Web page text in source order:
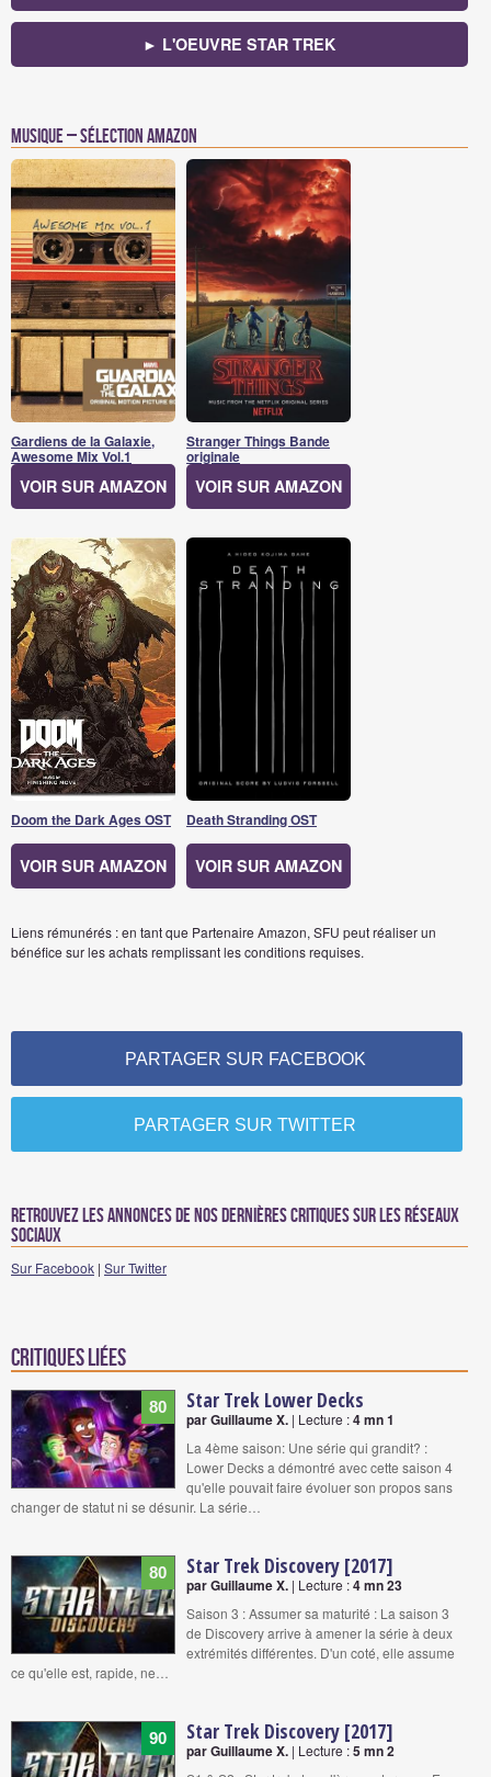
► L'OEUVRE STAR TREK
Musique – Sélection Amazon
Gardiens de la Galaxie,
Awesome Mix Vol.1
VOIR SUR AMAZON
Stranger Things Bande
originale
VOIR SUR AMAZON
Doom the Dark Ages OST
VOIR SUR AMAZON
Death Stranding OST
VOIR SUR AMAZON
Liens rémunérés : en tant que Partenaire Amazon, SFU peut réaliser un
bénéfice sur les achats remplissant les conditions requises.
PARTAGER SUR FACEBOOK
PARTAGER SUR TWITTER
Retrouvez les annonces de nos dernières critiques sur les réseaux
sociaux
Sur Facebook | Sur Twitter
Critiques liées
80 Star Trek Lower Decks
par Guillaume X. | Lecture :4 mn 1
La 4ème saison: Une série qui grandit? :
Lower Decks a démontré avec cette saison 4
qu'elle pouvait faire évoluer son propos sans
changer de statut ni se désunir. La série…
80 Star Trek Discovery [2017]
par Guillaume X. | Lecture :4 mn 23
Saison 3 : Assumer sa maturité : La saison 3
de Discovery arrive à amener la série à deux
extrémités différentes. D'un coté, elle assume
ce qu'elle est, rapide, ne…
90 Star Trek Discovery [2017]
par Guillaume X. | Lecture :5 mn 2